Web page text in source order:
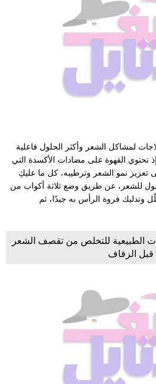
لمشاكل الشعر وأكثر الحلول فاعلية
تحتوي القهوة على مضادات الأكسدة التي
نمو الشعر وترطيبه، كل ما عليكِ
للشعر، عن طريق وضع ثلاثة أكواب من
وتدليك فروة الرأس به جيدًا، ثم
الطبيعية للتخلص من تقصف الشعر
قبل الزفاف